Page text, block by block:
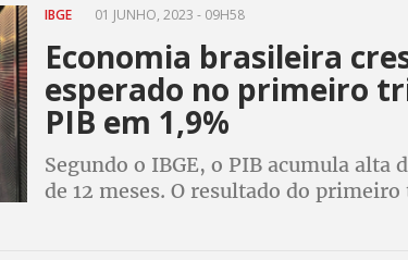
IBGE 01 JUNHO, 2023 - 09H58
Economia brasileira
esperado no primeiro
PIB em 1,9%
Segundo o IBGE, o PIB acumula alta
de 12 meses. O resultado do